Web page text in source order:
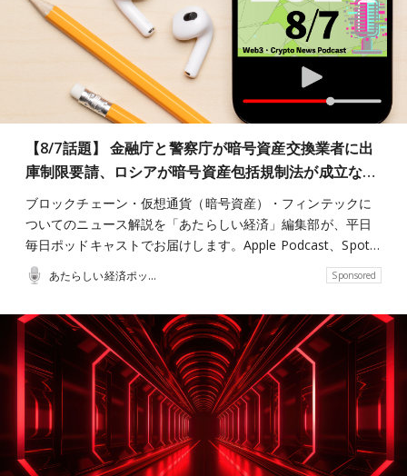
【8/7話題】 金融庁と警察庁が暗号資産交換業者に出
庫制限要請、ロシアが暗号資産包括規制法が成立な…
ブロックチェーン・仮想通貨（暗号資産）・フィンテックに
ついてのニュース解説を「あたらしい経済」編集部が、平日
毎日ポッドキャストでお届けします。Apple Podcast、Spot…
あたらしい経済ポッドキャスト Sponsored